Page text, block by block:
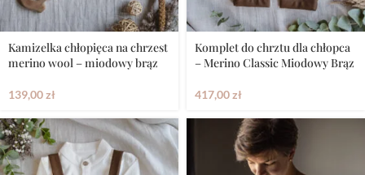
Kamizelka chłopięca na chrzest
merino wool – miodowy brąz
139,00zł
Komplet do chrztu dla chłopca
– Merino Classic Miodowy Brąz
417,00zł